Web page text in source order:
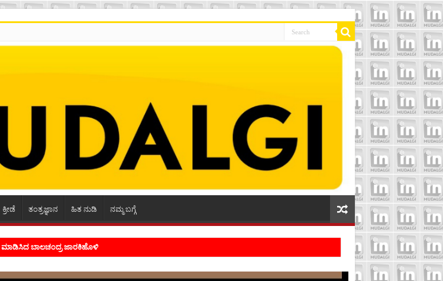
ಕ್ರೀಡೆ ತಂತ್ರಜ್ಞಾನ ಹಿತ ನುಡಿ ನಮ್ಮ ಬಗ್ಗೆ
ಕವಿಗೆ ಇರಬೇಕು- ಸಾಹಿತಿ ಸಿದ್ರಾಮ್ ದ್ಯಾಗಾನಟ್ಟಿ